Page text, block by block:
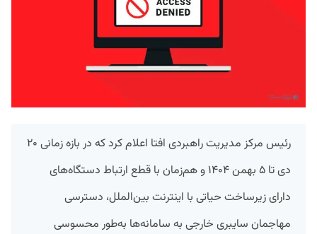
رئیس مرکز مدیریت راهبردی افتا
اعلام کرد که در بازه زمانی ۲۰
دی تا ۵ بهمن ۱۴۰۴ و هم‌زمان با قطع ارتباط دستگاه‌های
دارای زیرساخت حیاتی با اینترنت بین‌الملل، دسترسی
مهاجمان سایبری خارجی به سامانه‌ها به‌طور محسوسی